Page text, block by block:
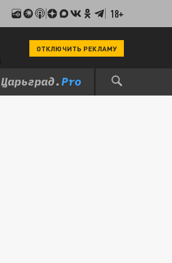
18+
ОТКЛЮЧИТЬ РЕКЛАМУ